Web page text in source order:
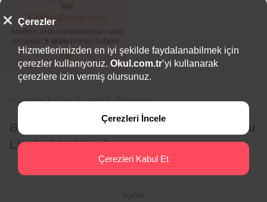
Eğitim Danışmanı
Aradığın okulu bulamadıysan sana
en uygun 5 okulu hemen bulalım.
Anasayfa Lise İzmir Bornova
Bornova Özel Mesleki ve Teknik Anadolu
Liseleri Hakkında
Çerezler
Hizmetlerimizden en iyi şekilde faydalanabilmek için
çerezler kullanıyoruz. Okul.com.tr’yi kullanarak
çerezlere izin vermiş olursunuz.
Çerezleri İncele
Çerezleri Kabul Et